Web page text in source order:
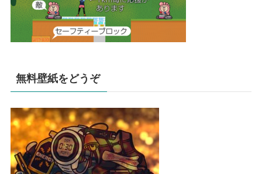
無料壁紙をどうぞ